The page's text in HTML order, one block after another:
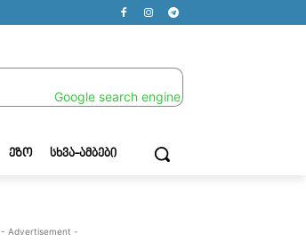
ᲔᲖᲝ ᲡᲮᲕᲐ-ᲐᲛᲑᲔᲑᲘ
- Advertisement -